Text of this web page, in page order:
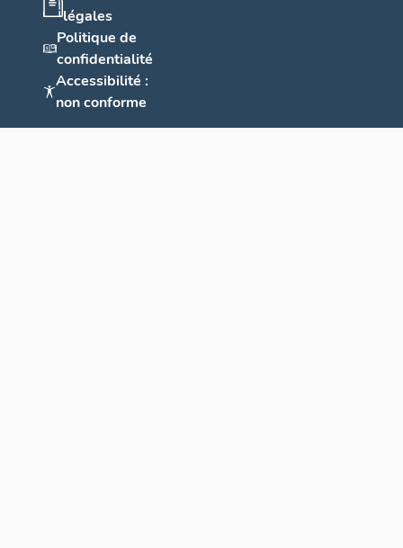
légales
Politique de
confidentialité
Accessibilité :
non conforme